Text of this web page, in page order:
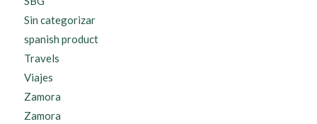
Sin categorizar
spanish product
Travels
Viajes
Zamora
Zamora